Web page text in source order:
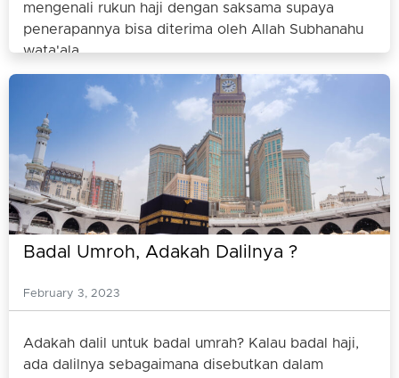
mengenali rukun haji dengan saksama supaya
penerapannya bisa diterima oleh Allah Subhanahu
wata'ala.
Badal Umroh, Adakah Dalilnya ?
February 3, 2023
Adakah dalil untuk badal umrah? Kalau badal haji,
ada dalilnya sebagaimana disebutkan dalam